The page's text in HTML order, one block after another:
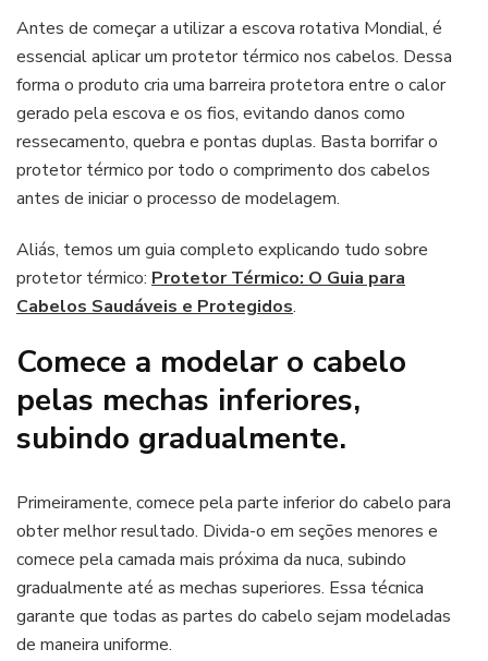
Antes de começar a utilizar a escova rotativa Mondial, é
essencial aplicar um protetor térmico nos cabelos. Dessa
forma o produto cria uma barreira protetora entre o calor
gerado pela escova e os fios, evitando danos como
ressecamento, quebra e pontas duplas. Basta borrifar o
protetor térmico por todo o comprimento dos cabelos
antes de iniciar o processo de modelagem.
Aliás, temos um guia completo explicando tudo sobre
protetor térmico: Protetor Térmico: O Guia para
Cabelos Saudáveis e Protegidos.
Comece a modelar o cabelo
pelas mechas inferiores,
subindo gradualmente.
Primeiramente, comece pela parte inferior do cabelo para
obter melhor resultado. Divida-o em seções menores e
comece pela camada mais próxima da nuca, subindo
gradualmente até as mechas superiores. Essa técnica
garante que todas as partes do cabelo sejam modeladas
de maneira uniforme.